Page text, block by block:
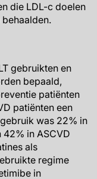
die LDL-c doelen
gebruikten en
bepaald,
patiënten
patiënten een
was 22% in
in ASCVD
als
regime
in